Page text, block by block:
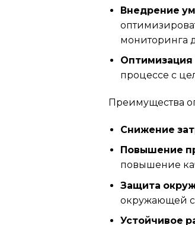
Внедрение
мониторинга
Оптимизация
процессе с
Преимущества
Снижение
Повышение
повышение
Защита
окружающей
Устойчивое